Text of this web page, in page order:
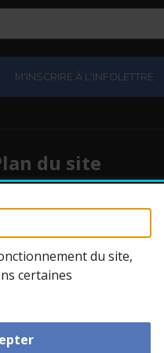
du site,
certaines
du site
des